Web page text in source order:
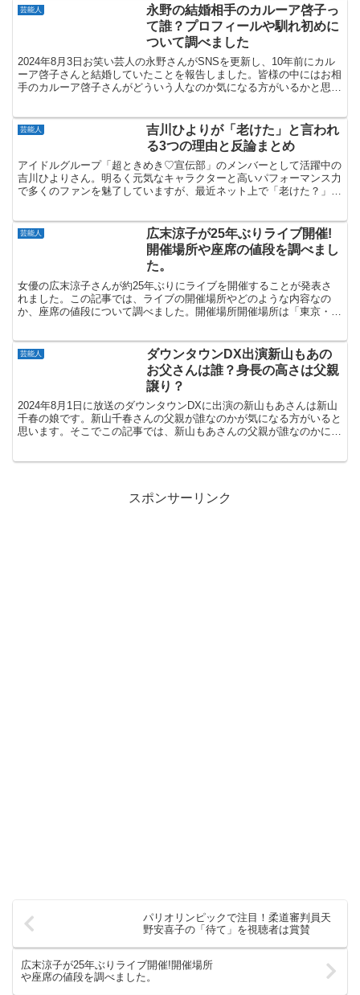
芸能人
永野の結婚相手のカルーア啓子っ
て誰？プロフィールや馴れ初めに
ついて調べました
2024年8月3日お笑い芸人の永野さんがSNSを更新し、10年前にカル
ーア啓子さんと結婚していたことを報告しました。皆様の中にはお相
手のカルーア啓子さんがどういう人なのか気になる方がいるかと思い
芸能人
吉川ひよりが「老けた」と言われ
る3つの理由と反論まとめ
アイドルグループ「超ときめき♡宣伝部」のメンバーとして活躍中の
吉川ひよりさん。明るく元気なキャラクターと高いパフォーマンス力
で多くのファンを魅了していますが、最近ネット上で「老けた？」と
芸能人
広末涼子が25年ぶりライブ開催!
開催場所や座席の値段を調べまし
た。
女優の広末涼子さんが約25年ぶりにライブを開催することが発表さ
れました。この記事では、ライブの開催場所やどのような内容なの
か、座席の値段について調べました。開催場所開催場所は「東京・丸
芸能人
ダウンタウンDX出演新山もあの
お父さんは誰？身長の高さは父親
譲り？
2024年8月1日に放送のダウンタウンDXに出演の新山もあさんは新山
千春の娘です。新山千春さんの父親が誰なのかが気になる方がいると
思います。そこでこの記事では、新山もあさんの父親が誰なのかにつ
スポンサーリンク
パリオリンピックで注目！柔道審判員天
野安喜子の「待て」を視聴者は賞賛
広末涼子が25年ぶりライブ開催!開催場所
や座席の値段を調べました。